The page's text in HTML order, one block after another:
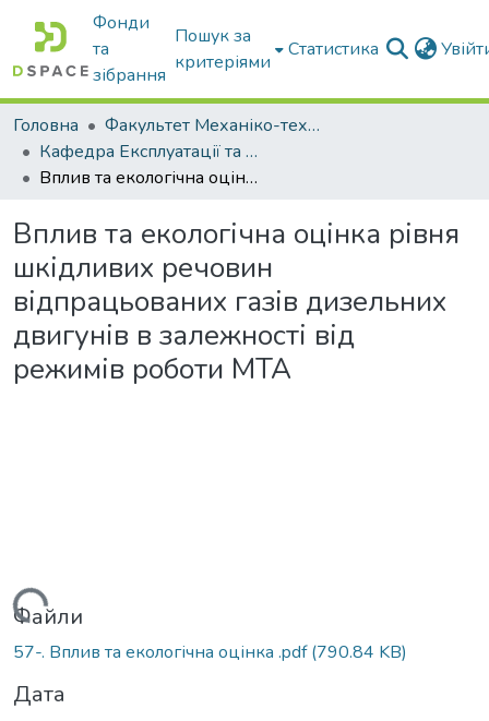
Фонди
та
зібрання
Пошук за
критеріями
Статистика
Головна
Факультет Механіко-технологічний
Кафедра Експлуатації та технічного сервісу машин
Вплив та екологічна оцінка рівня шкідливих речовин відпрацьованих газів дизельних двигунів в залежності від режимів роботи МТА
Вплив та екологічна оцінка рівня
шкідливих речовин
відпрацьованих газів дизельних
двигунів в залежності від
режимів роботи МТА
Файли
57-. Вплив та екологічна оцінка .pdf(790.84 KB)
Дата